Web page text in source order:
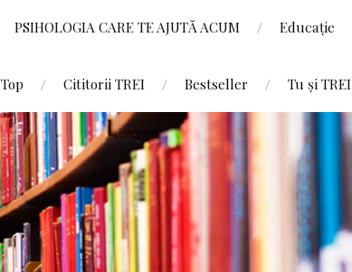
PSIHOLOGIA CARE TE AJUTĂ ACUM Educație
Top Cititorii TREI Bestseller Tu și TREI